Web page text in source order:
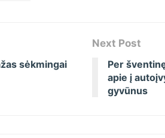
sėkmingai
Next Post
Per
apie į
gyvūnus